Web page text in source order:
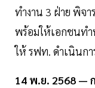
ทำงาน 3 ฝ่าย พิจา
พร้อมให้เอกชนท
ให้ รฟท. ดำเนินก
14 พ.ย. 2568 —